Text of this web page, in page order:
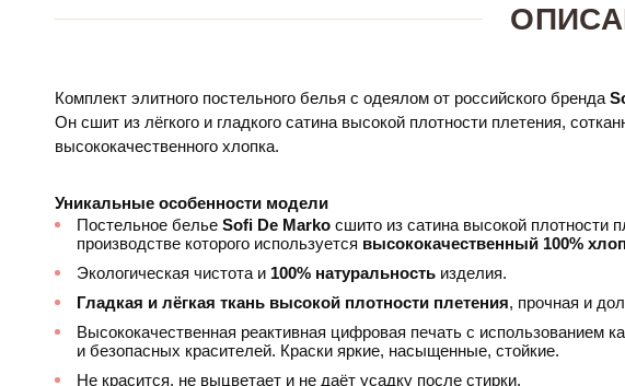
Комплект элитного постельного белья с одеялом от российского бренда
Он сшит из лёгкого и гладкого сатина высокой плотности плетения,
высококачественного хлопка.
Уникальные особенности модели
Постельное белье Sofi De Marko сшито из сатина высокой плотности
производстве которого используется высококачественный 100%
Экологическая чистота и 100% натуральность изделия.
Гладкая и лёгкая ткань высокой плотности плетения, прочная и
Высококачественная реактивная цифровая печать с использованием
и безопасных красителей. Краски яркие, насыщенные, стойкие.
Не красится, не выцветает и не даёт усадку после стирки.